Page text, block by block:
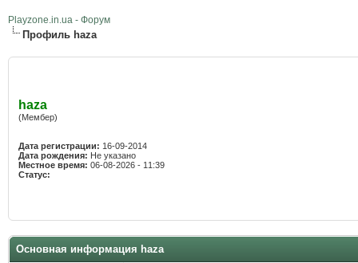
Playzone.in.ua - Форум
Профиль haza
haza
(Мембер)
Дата регистрации: 16-09-2014
Дата рождения: Не указано
Местное время: 06-08-2026 - 11:39
Статус:
Основная информация haza